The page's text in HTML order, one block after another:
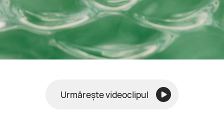
Urmărește videoclipul